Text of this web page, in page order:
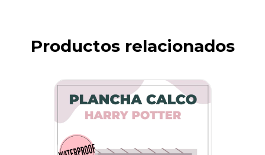
Productos relacionados